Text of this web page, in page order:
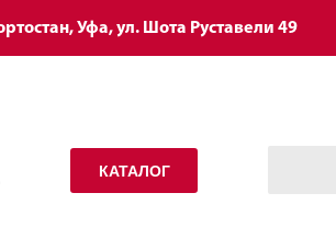
Уфа, ул. Шота Руставели 49
КАТАЛОГ